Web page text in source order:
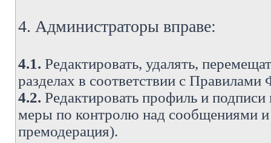
4. Администраторы вправе:
4.1. Редактировать, удалять,
разделах в соответствии с
4.2. Редактировать профиль и
меры по контролю над сообщениями
премодерация).